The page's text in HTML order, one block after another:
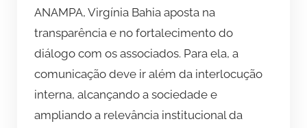
ANAMPA, Virgínia Bahia aposta na
transparência e no fortalecimento do
diálogo com os associados. Para ela, a
comunicação deve ir além da interlocução
interna, alcançando a sociedade e
ampliando a relevância institucional da